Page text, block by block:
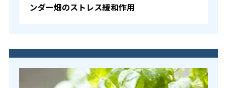
ンダー畑のストレス緩和作用